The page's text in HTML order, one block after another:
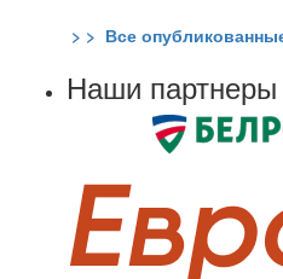
> > Все
Наши партнеры